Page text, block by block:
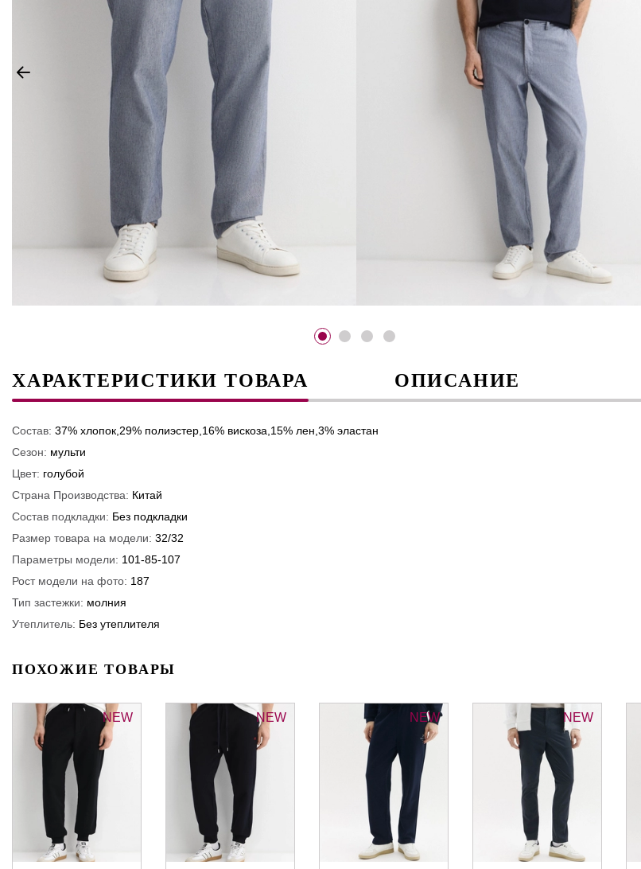
ХАРАКТЕРИСТИКИ ТОВАРА ОПИСАНИЕ
Состав: 37% хлопок,29% полиэстер,16% вискоза,15% лен,3% эластан
Сезон: мульти
Цвет: голубой
Страна Производства: Китай
Состав подкладки: Без подкладки
Размер товара на модели: 32/32
Параметры модели: 101-85-107
Рост модели на фото: 187
Тип застежки: молния
Утеплитель: Без утеплителя
ПОХОЖИЕ ТОВАРЫ
NEW NEW NEW NEW